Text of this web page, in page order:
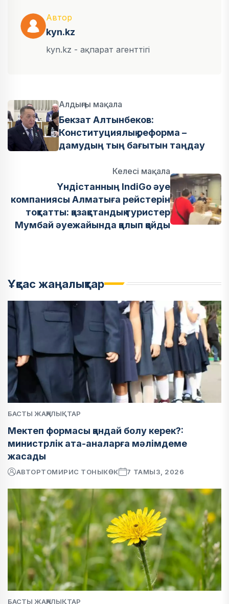
Автор
kyn.kz
kyn.kz - ақпарат агенттігі
Алдыңғы мақала
Бекзат Алтынбеков:
Конституциялық реформа –
дамудың тың бағытын таңдау
Келесі мақала
Үндістанның IndiGo әуе
компаниясы Алматыға рейстерін
тоқтатты: қазақстандық туристер
Мумбай әуежайында қалып қойды
Ұқсас жаңалықтар
БАСТЫ ЖАҢАЛЫҚТАР
Мектеп формасы қандай болу керек?:
министрлік ата-аналарға мәлімдеме
жасады
АВТОРТОМИРИС ТОНЫКӨК 7 ТАМЫЗ, 2026
БАСТЫ ЖАҢАЛЫҚТАР